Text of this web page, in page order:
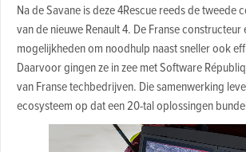
Na de Savane is deze 4Rescue reeds de tweede
van de nieuwe Renault 4. De Franse
mogelijkheden om noodhulp naast sneller ook
Daarvoor gingen ze in zee met Software
van Franse techbedrijven. Die samenwerking
ecosysteem op dat een 20-tal oplossingen